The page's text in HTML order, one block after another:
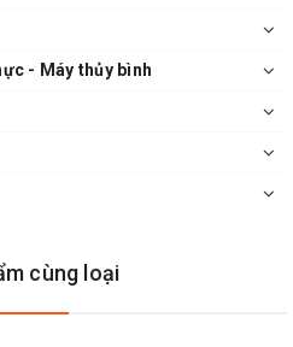
- Máy thủy bình
cùng loại